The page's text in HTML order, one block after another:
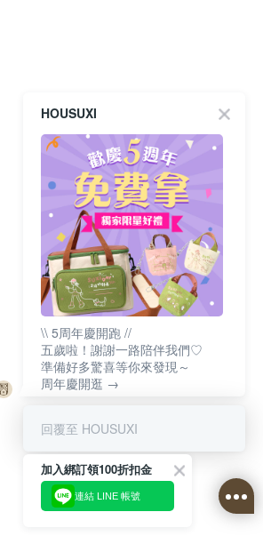
HOUSUXI
\\ 5周年慶開跑 //
五歲啦！謝謝一路陪伴我們♡
準備好多驚喜等你來發現～
周年慶開逛 →
回覆至 HOUSUXI
加入綁訂領100折扣金
連結 LINE 帳號